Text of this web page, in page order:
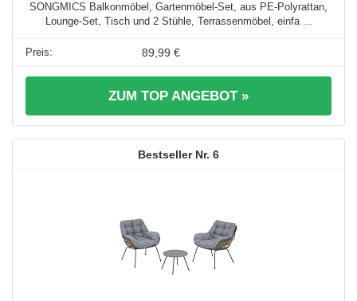
SONGMICS Balkonmöbel, Gartenmöbel-Set, aus PE-Polyrattan,
Lounge-Set, Tisch und 2 Stühle, Terrassenmöbel, einfa ...
89,99 €
ZUM TOP ANGEBOT »
6